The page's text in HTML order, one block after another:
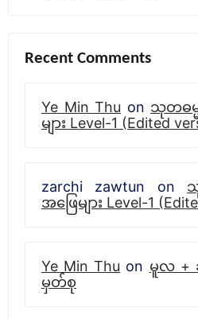
Recent Comments
Ye Min Thu on သုတဓမ္မ
များ Level-1 (Edited
zarchi zawtun on
အဖြေများ Level-1
Ye Min Thu on မူလ +
မှတ်စု